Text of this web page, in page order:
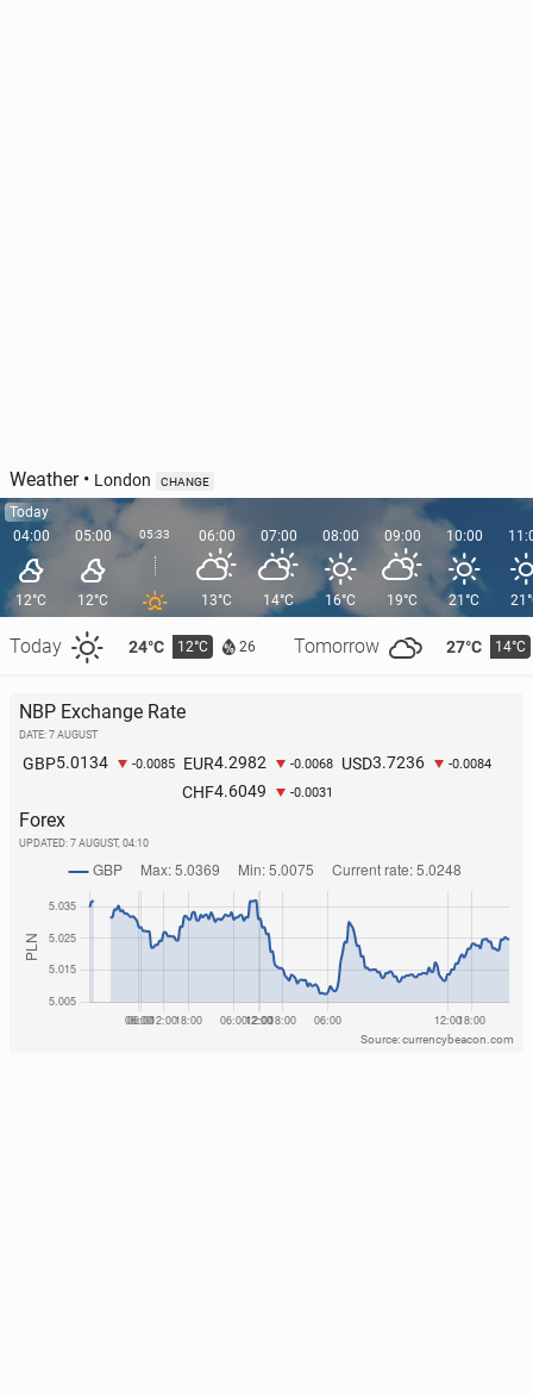
Weather• London CHANGE
Today
04:00
12°C
Today 24°C 12°C 26 Tomorrow 27°C 14°C
05:00
12°C
05:33 06:00
13°C
07:00
14°C
08:00
16°C
09:00
19°C
10:00
21°C
NBP Exchange Rate
DATE: 7 AUGUST
GBP5.0134 -0.0085 EUR4.2982 -0.0068 USD3.7236 -0.0084
CHF4.6049 -0.0031
Forex
UPDATED: 7 AUGUST, 04:10
Source: currencybeacon.com